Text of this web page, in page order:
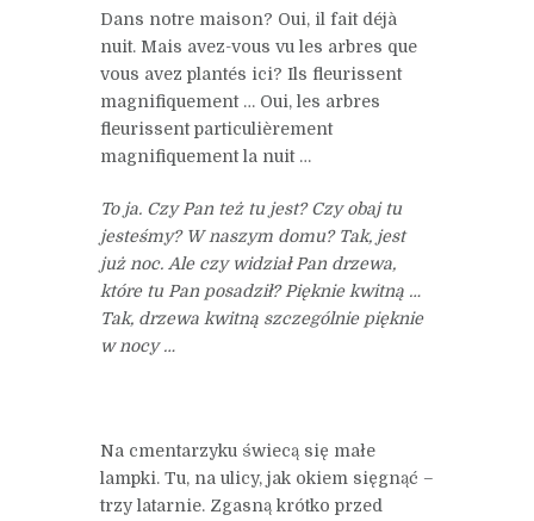
Dans notre maison? Oui, il fait déjà
nuit. Mais avez-vous vu les arbres que
vous avez plantés ici? Ils fleurissent
magnifiquement … Oui, les arbres
fleurissent particulièrement
magnifiquement la nuit …
To ja. Czy Pan też tu jest? Czy obaj tu
jesteśmy? W naszym domu? Tak, jest
już noc. Ale czy widział Pan drzewa,
które tu Pan posadził? Pięknie kwitną …
Tak, drzewa kwitną szczególnie pięknie
w nocy …
Na cmentarzyku świecą się małe
lampki. Tu, na ulicy, jak okiem sięgnąć –
trzy latarnie. Zgasną krótko przed